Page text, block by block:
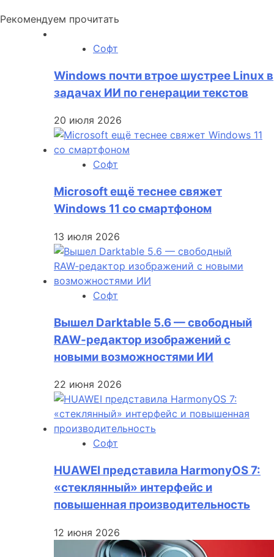
Рекомендуем прочитать
Софт
Windows почти втрое шустрее Linux в
задачах ИИ по генерации текстов
20 июля 2026
Софт
Microsoft ещё теснее свяжет
Windows 11 со смартфоном
13 июля 2026
Софт
Вышел Darktable 5.6 — свободный
RAW‑редактор изображений с
новыми возможностями ИИ
22 июня 2026
Софт
HUAWEI представила HarmonyOS 7:
«стеклянный» интерфейс и
повышенная производительность
12 июня 2026